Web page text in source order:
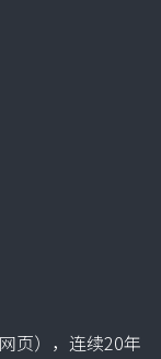
弥敦道和咸
仙站 D3 出